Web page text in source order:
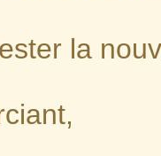
la